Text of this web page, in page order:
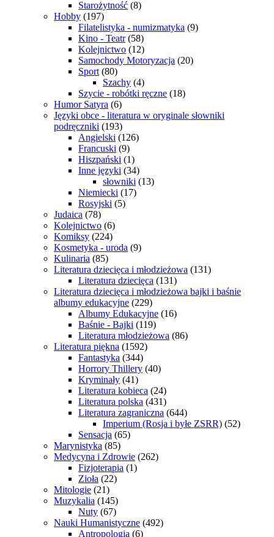
Starożytność (8)
Hobby (197)
Filatelistyka - numizmatyka (9)
Kino - Teatr (58)
Kolejnictwo (12)
Samochody Motoryzacja (20)
Sport (80)
Szachy (4)
Szycie - robótki ręczne (18)
Humor Satyra (6)
Języki obce - literatura w oryginale słowniki
podręczniki (193)
Angielski (126)
Francuski (9)
Hiszpański (1)
Inne języki (34)
słowniki (13)
Niemiecki (17)
Rosyjski (5)
Judaica (78)
Kolejnictwo (6)
Komiksy (224)
Kosmetyka - uroda (9)
Kulinaria (85)
Literatura dziecięca i młodzieżowa (131)
Literatura dziecięca (131)
Literatura dziecięca i młodzieżowa bajki i baśnie
albumy edukacyjne (229)
Albumy Edukacyjne (16)
Baśnie - Bajki (119)
Literatura młodzieżowa (86)
Literatura piękna (1592)
Fantastyka (344)
Horrory Thillery (40)
Kryminały (41)
Literatura kobieca (24)
Literatura polska (431)
Literatura zagraniczna (644)
Imperium (Rosja i byłe ZSRR) (52)
Sensacja (65)
Marynistyka (85)
Medycyna i Zdrowie (262)
Fizjoterapia (1)
Zioła (22)
Mitologie (21)
Muzykalia (145)
Nuty (67)
Nauki Humanistyczne (492)
Antropologia (6)